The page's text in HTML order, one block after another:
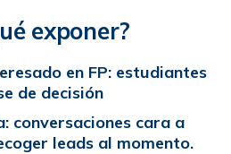
exponer?
en FP: estudiantes
de decisión
conversaciones cara a
leads al momento.